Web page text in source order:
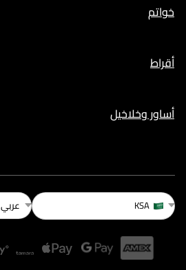
خواتم
أقراط
أساور وخلاخيل
KSA عربي